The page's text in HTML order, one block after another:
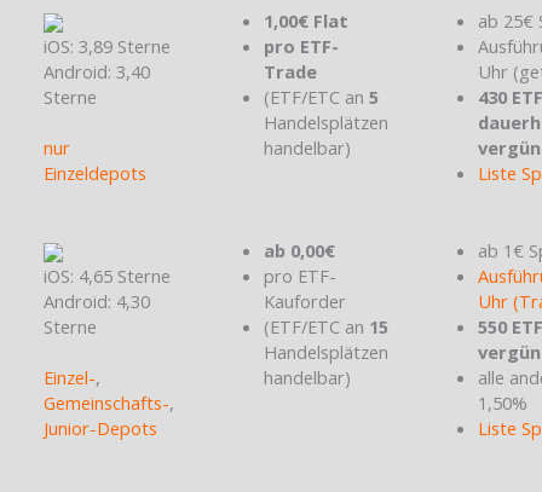
iOS: 3,89 Sterne
Android: 3,40
Sterne
nur
Einzeldepots
1,00€ Flat
pro ETF-
Trade
(ETF/ETC an5
Handelsplätzen
handelbar)
ab 25€
Uhr
430
Liste
iOS: 4,65 Sterne
Android: 4,30
Sterne
Einzel-,
Gemeinschafts-,
Junior-Depots
ab 0,00€
pro ETF-
Kauforder
(ETF/ETC an 15
Handelsplätzen
handelbar)
ab 1€
Uhr
550
alle
1,50%
Liste